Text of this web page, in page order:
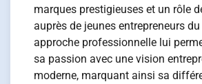
marques prestigieuses et un rôle
auprès de jeunes entrepreneurs
approche professionnelle lui
sa passion avec une vision
moderne, marquant ainsi sa